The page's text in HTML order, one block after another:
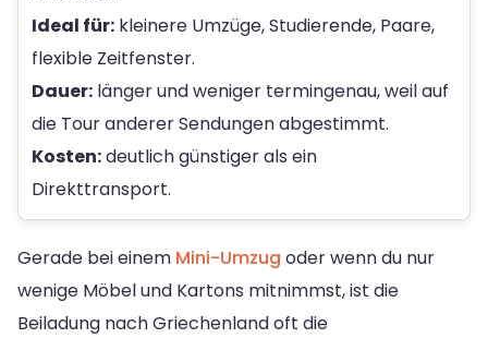
Ideal für: kleinere Umzüge, Studierende, Paare,
flexible Zeitfenster.
Dauer: länger und weniger termingenau, weil auf
die Tour anderer Sendungen abgestimmt.
Kosten:deutlich günstiger als ein
Direkttransport.
Gerade bei einem Mini-Umzug oder wenn du nur
wenige Möbel und Kartons mitnimmst, ist die
Beiladung nach Griechenland oft die